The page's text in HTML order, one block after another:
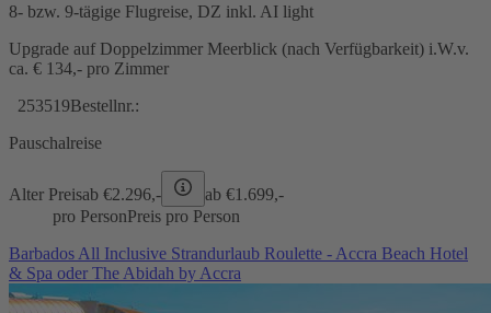
8- bzw. 9-tägige Flugreise, DZ inkl. AI light
Upgrade auf Doppelzimmer Meerblick (nach Verfügbarkeit) i.W.v.
ca. € 134,- pro Zimmer
253519Bestellnr.:
Pauschalreise
Alter Preisab €2.296,- ab €1.699,-
pro PersonPreis pro Person
Barbados All Inclusive Strandurlaub Roulette - Accra Beach Hotel
& Spa oder The Abidah by Accra